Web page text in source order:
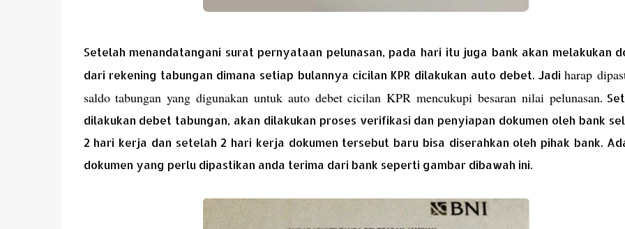
Setelah menandatangani surat pernyataan pelunasan, pada hari itu juga bank akan melakukan
dari rekening tabungan dimana setiap bulannya cicilan KPR dilakukan auto debet. Jadiharap
saldo tabungan yang digunakan untuk auto debet cicilan KPR mencukupi besaran nilai pelunasan.
dilakukan debet tabungan, akan dilakukan proses verifikasi dan penyiapan dokumen oleh bank
2 hari kerja dan setelah 2 hari kerja dokumen tersebut baru bisa diserahkan oleh pihak bank.
dokumen yang perlu dipastikan anda terima dari bank seperti gambar dibawah ini.